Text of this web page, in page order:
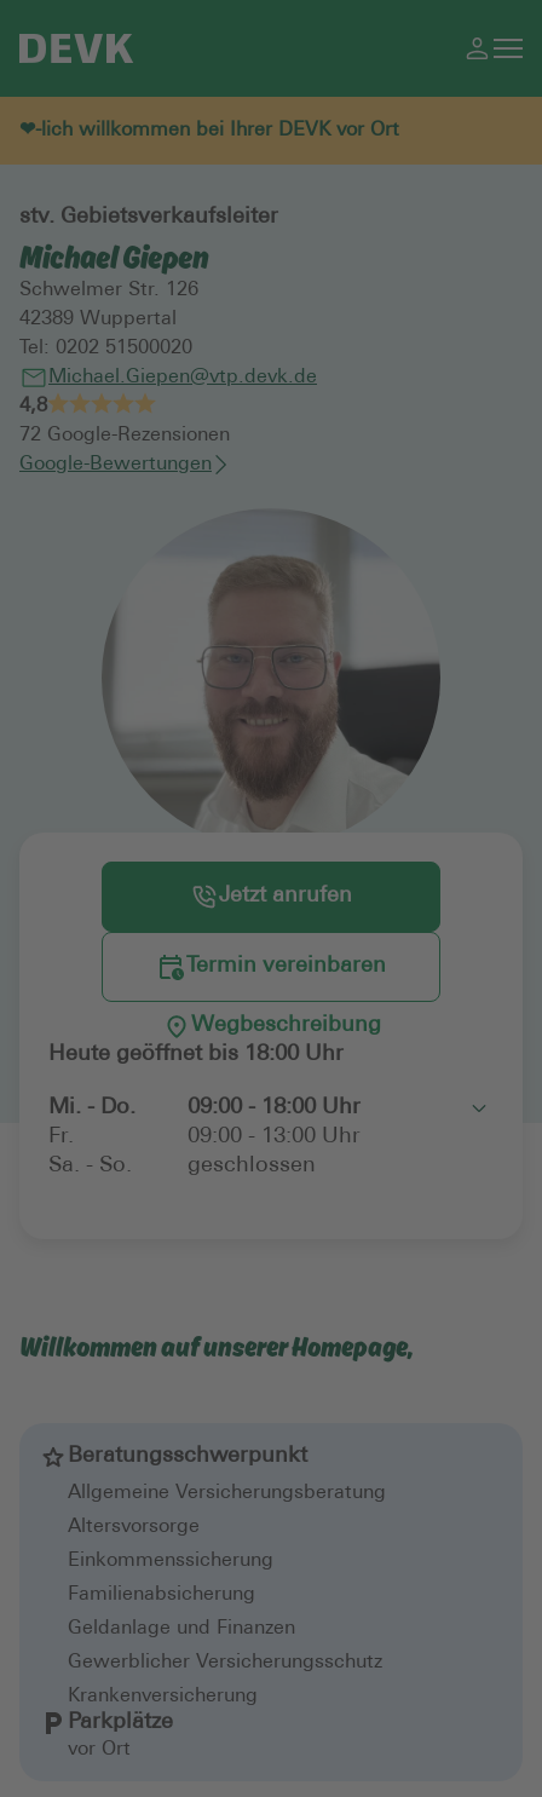
❤-lich willkommen bei Ihrer DEVK vor Ort
stv. Gebietsverkaufsleiter
Michael Giepen
Schwelmer Str. 126
42389 Wuppertal
Tel: 0202 51500020
Michael.Giepen@vtp.devk.de
4,8
72 Google-Rezensionen
Google-Bewertungen
Jetzt anrufen
Termin vereinbaren
Wegbeschreibung
Heute geöffnet bis 18:00 Uhr
Mi. - Do.
09:00 - 18:00 Uhr
Fr.
09:00 - 13:00 Uhr
Sa. - So.
geschlossen
Toggle
Willkommen auf unserer Homepage,
Beratungsschwerpunkt
Allgemeine Versicherungsberatung
Altersvorsorge
Einkommenssicherung
Familienabsicherung
Geldanlage und Finanzen
Gewerblicher Versicherungsschutz
Krankenversicherung
Parkplätze
vor Ort